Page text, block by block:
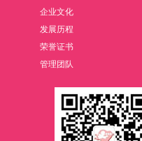
企业文化
发展历程
荣誉证书
管理团队